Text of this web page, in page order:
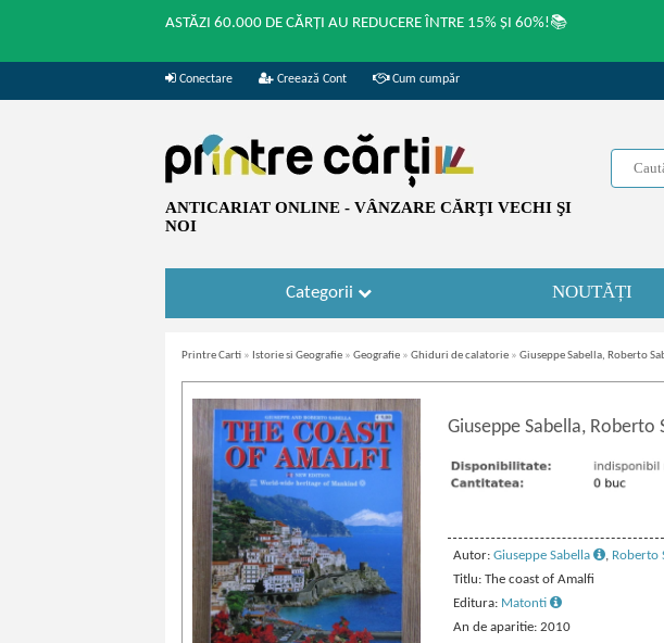
ASTĂZI 60.000 DE CĂRȚI AU REDUCERE ÎNTRE 15% ȘI 60%!📚
Conectare Creează Cont Cum cumpăr
ANTICARIAT ONLINE - VÂNZARE CĂRŢI VECHI ŞI
NOI
Categorii NOUTĂȚI
Printre Carti » Istorie si Geografie » Geografie » Ghiduri de calatorie » Giuseppe Sabella, Roberto
Giuseppe Sabella, Roberto
Autor: Giuseppe Sabella , Roberto
Titlu: The coast of Amalfi
Editura: Matonti
An de aparitie: 2010